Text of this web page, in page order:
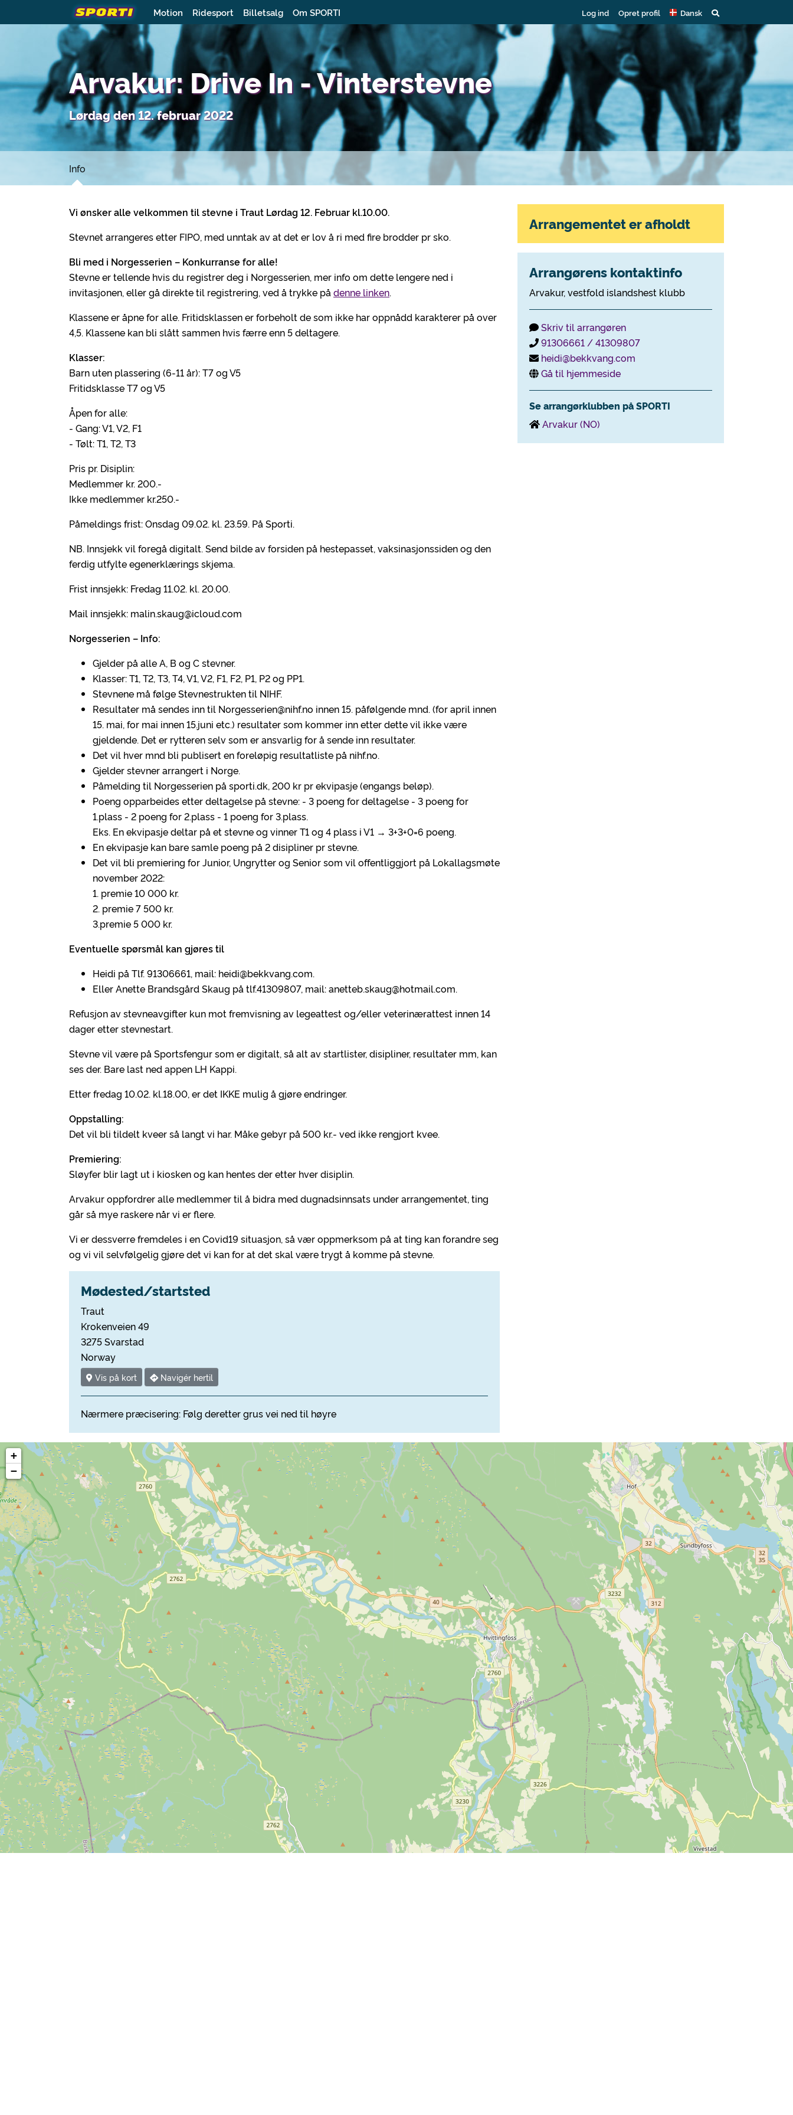
Motion Ridesport Billetsalg Om SPORTI Log ind Opret profil Dansk
Arvakur: Drive In - Vinterstevne
Lørdag den 12. februar 2022
Info
Vi ønsker alle velkommen til stevne i Traut Lørdag 12. Februar kl.10.00.
Stevnet arrangeres etter FIPO, med unntak av at det er lov å ri med fire brodder pr sko.
Bli med i Norgesserien – Konkurranse for alle!
Stevne er tellende hvis du registrer deg i Norgesserien, mer info om dette lengere ned i
invitasjonen, eller gå direkte til registrering, ved å trykke på denne linken.
Klassene er åpne for alle. Fritidsklassen er forbeholt de som ikke har oppnådd karakterer på over
4,5. Klassene kan bli slått sammen hvis færre enn 5 deltagere.
Klasser:
Barn uten plassering (6-11 år): T7 og V5
Fritidsklasse T7 og V5
Åpen for alle:
- Gang: V1, V2, F1
- Tølt: T1, T2, T3
Pris pr. Disiplin:
Medlemmer kr. 200.-
Ikke medlemmer kr.250.-
Påmeldings frist: Onsdag 09.02. kl. 23.59. På Sporti.
NB. Innsjekk vil foregå digitalt. Send bilde av forsiden på hestepasset, vaksinasjonssiden og den
ferdig utfylte egenerklærings skjema.
Frist innsjekk: Fredag 11.02. kl. 20.00.
Mail innsjekk: malin.skaug@icloud.com
Norgesserien – Info:
Gjelder på alle A, B og C stevner.
Klasser: T1, T2, T3, T4, V1, V2, F1, F2, P1, P2 og PP1.
Stevnene må følge Stevnestrukten til NIHF.
Resultater må sendes inn til Norgesserien@nihf.no innen 15. påfølgende mnd. (for april innen
15. mai, for mai innen 15.juni etc.) resultater som kommer inn etter dette vil ikke være
gjeldende. Det er rytteren selv som er ansvarlig for å sende inn resultater.
Det vil hver mnd bli publisert en foreløpig resultatliste på nihf.no.
Gjelder stevner arrangert i Norge.
Påmelding til Norgesserien på sporti.dk, 200 kr pr ekvipasje (engangs beløp).
Poeng opparbeides etter deltagelse på stevne: - 3 poeng for deltagelse - 3 poeng for
1.plass - 2 poeng for 2.plass - 1 poeng for 3.plass.
Eks. En ekvipasje deltar på et stevne og vinner T1 og 4 plass i V1 → 3+3+0=6 poeng.
En ekvipasje kan bare samle poeng på 2 disipliner pr stevne.
Det vil bli premiering for Junior, Ungrytter og Senior som vil offentliggjort på Lokallagsmøte
november 2022:
1. premie 10 000 kr.
2. premie 7 500 kr.
3.premie 5 000 kr.
Eventuelle spørsmål kan gjøres til
Heidi på Tlf. 91306661, mail: heidi@bekkvang.com.
Eller Anette Brandsgård Skaug på tlf.41309807, mail: anetteb.skaug@hotmail.com.
Refusjon av stevneavgifter kun mot fremvisning av legeattest og/eller veterinærattest innen 14
dager etter stevnestart.
Stevne vil være på Sportsfengur som er digitalt, så alt av startlister, disipliner, resultater mm, kan
ses der. Bare last ned appen LH Kappi.
Etter fredag 10.02. kl.18.00, er det IKKE mulig å gjøre endringer.
Oppstalling:
Det vil bli tildelt kveer så langt vi har. Måke gebyr på 500 kr.- ved ikke rengjort kvee.
Premiering:
Sløyfer blir lagt ut i kiosken og kan hentes der etter hver disiplin.
Arvakur oppfordrer alle medlemmer til å bidra med dugnadsinnsats under arrangementet, ting
går så mye raskere når vi er flere.
Vi er dessverre fremdeles i en Covid19 situasjon, så vær oppmerksom på at ting kan forandre seg
og vi vil selvfølgelig gjøre det vi kan for at det skal være trygt å komme på stevne.
Mødested/startsted
Traut
Krokenveien 49
3275 Svarstad
Norway
Vis på kort Navigér hertil
Nærmere præcisering: Følg deretter grus vei ned til høyre
Arrangementet er afholdt
Arrangørens kontaktinfo
Arvakur, vestfold islandshest klubb
Skriv til arrangøren
91306661 / 41309807
heidi@bekkvang.com
Gå til hjemmeside
Se arrangørklubben på SPORTI
Arvakur (NO)
+
−